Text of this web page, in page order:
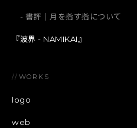
書評｜月を指す指について
『波界 - NAMIKAI』
// WORKS
logo
web